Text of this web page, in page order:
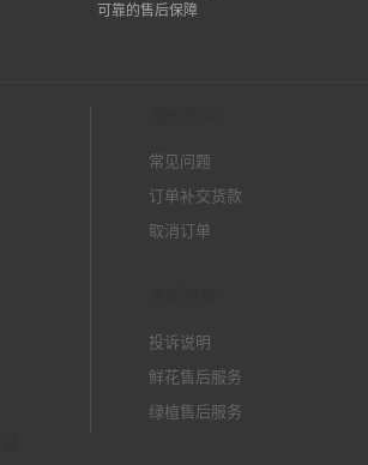
可靠的售后保障
常见问题
订单补交货款
取消订单
投诉说明
鲜花售后服务
绿植售后服务